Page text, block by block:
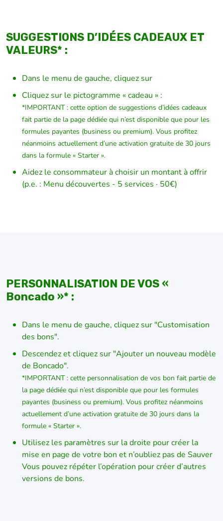
SUGGESTIONS D’IDÉES CADEAUX ET
VALEURS* :
Dans le menu de gauche, cliquez sur
Cliquez sur le pictogramme « cadeau » :
*IMPORTANT : cette option de suggestions d’idées cadeaux
fait partie de la page dédiée qui n’est disponible que pour les
formules payantes (business ou premium). Vous profitez
néanmoins actuellement d’une activation gratuite de 30 jours
dans la formule « Starter ».
Aidez le consommateur à choisir un montant à offrir
(p.e. : Menu découvertes - 5 services · 50€)
PERSONNALISATION DE VOS «
Boncado »* :
Dans le menu de gauche, cliquez sur "Customisation
des bons".
Descendez et cliquez sur "Ajouter un nouveau modèle
de Boncado".
*IMPORTANT : cette personnalisation de vos bon fait partie de
la page dédiée qui n’est disponible que pour les formules
payantes (business ou premium). Vous profitez néanmoins
actuellement d’une activation gratuite de 30 jours dans la
formule « Starter ».
Utilisez les paramètres sur la droite pour créer la
mise en page de votre bon et n’oubliez pas de Sauver
Vous pouvez répéter l’opération pour créer d’autres
versions de bons.